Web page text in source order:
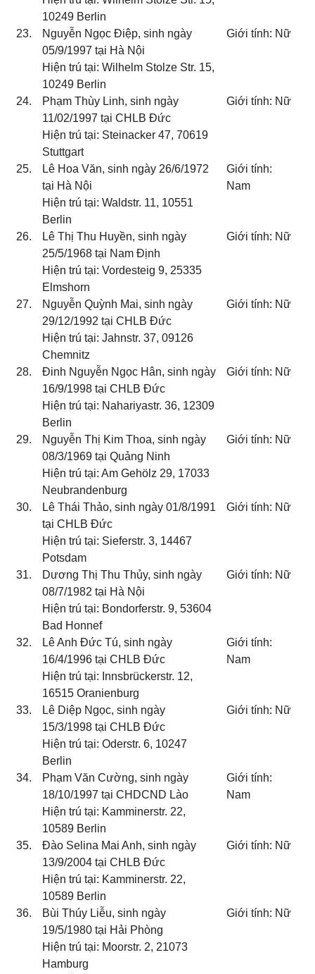
10249 Berlin
23.
Nguyễn Ngọc Điệp, sinh ngày
05/9/1997 tại Hà Nội
Hiện trú tại: Wilhelm Stolze Str. 15,
10249 Berlin
Giới tính: Nữ
24.
Phạm Thùy Linh, sinh ngày
11/02/1997 tại CHLB Đức
Hiện trú tại: Steinacker 47, 70619
Stuttgart
Giới tính: Nữ
25.
Lê Hoa Văn, sinh ngày 26/6/1972
tại Hà Nội
Hiện trú tại: Waldstr. 11, 10551
Berlin
Giới tính:
Nam
26.
Lê Thị Thu Huyền, sinh ngày
25/5/1968 tại Nam Định
Hiện trú tại: Vordesteig 9, 25335
Elmshorn
Giới tính: Nữ
27.
Nguyễn Quỳnh Mai, sinh ngày
29/12/1992 tại CHLB Đức
Hiện trú tại: Jahnstr. 37, 09126
Chemnitz
Giới tính: Nữ
28.
Đinh Nguyễn Ngọc Hân, sinh ngày
16/9/1998 tại CHLB Đức
Hiện trú tại: Nahariyastr. 36, 12309
Berlin
Giới tính: Nữ
29.
Nguyễn Thị Kim Thoa, sinh ngày
08/3/1969 tại Quảng Ninh
Hiện trú tại: Am Gehölz 29, 17033
Neubrandenburg
Giới tính: Nữ
30.
Lê Thái Thảo, sinh ngày 01/8/1991
tại CHLB Đức
Hiện trú tại: Sieferstr. 3, 14467
Potsdam
Giới tính: Nữ
31.
Dương Thị Thu Thủy, sinh ngày
08/7/1982 tại Hà Nội
Hiện trú tại: Bondorferstr. 9, 53604
Bad Honnef
Giới tính: Nữ
32.
Lê Anh Đức Tú, sinh ngày
16/4/1996 tại CHLB Đức
Hiện trú tại: Innsbrückerstr. 12,
16515 Oranienburg
Giới tính:
Nam
33.
Lê Diệp Ngọc, sinh ngày
15/3/1998 tại CHLB Đức
Hiện trú tại: Oderstr. 6, 10247
Berlin
Giới tính: Nữ
34.
Phạm Văn Cường, sinh ngày
18/10/1997 tại CHDCND Lào
Hiện trú tại: Kamminerstr. 22,
10589 Berlin
Giới tính:
Nam
35.
Đào Selina Mai Anh, sinh ngày
13/9/2004 tại CHLB Đức
Hiện trú tại: Kamminerstr. 22,
10589 Berlin
Giới tính: Nữ
36.
Bùi Thúy Liễu, sinh ngày
19/5/1980 tại Hải Phòng
Hiện trú tại: Moorstr. 2, 21073
Hamburg
Giới tính: Nữ